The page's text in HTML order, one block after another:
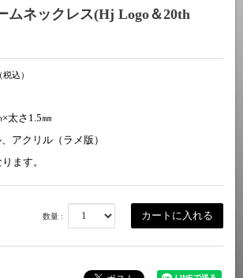
ムネックレス(Hj Logo＆20th
（税込）
太さ1.5㎜
アクリル（ラメ版）
ます。
数量 :